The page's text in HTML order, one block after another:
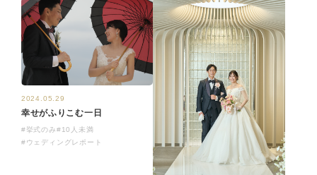
2024.05.29
幸せがふりこむ一日
#挙式のみ#10人未満
#ウェディングレポート